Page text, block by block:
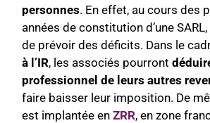
personnes. En effet, au cours des
années de constitution d’une
de prévoir des déficits. Dans le
à l’IR, les associés pourront
professionnel de leurs autres
faire baisser leur imposition. De
est implantée enZRR, en zone